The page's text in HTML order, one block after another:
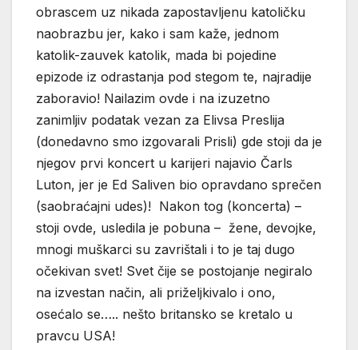
obrascem uz nikada zapostavljenu katoličku
naobrazbu jer, kako i sam kaže, jednom
katolik-zauvek katolik, mada bi pojedine
epizode iz odrastanja pod stegom te, najradije
zaboravio! Nailazim ovde i na izuzetno
zanimljiv podatak vezan za Elivsa Preslija
(donedavno smo izgovarali Prisli) gde stoji da je
njegov prvi koncert u karijeri najavio Čarls
Luton, jer je Ed Saliven bio opravdano sprečen
(saobraćajni udes)! Nakon tog (koncerta) –
stoji ovde, usledila je pobuna – žene, devojke,
mnogi muškarci su zavrištali i to je taj dugo
očekivan svet! Svet čije se postojanje negiralo
na izvestan način, ali priželjkivalo i ono,
osećalo se….. nešto britansko se kretalo u
pravcu USA!